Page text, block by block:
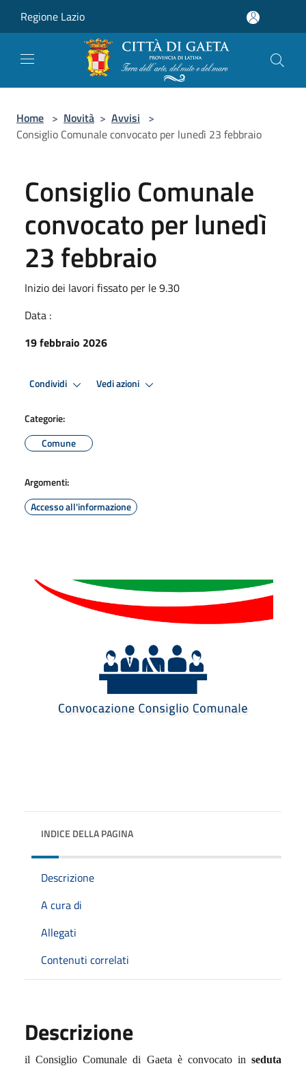
Regione Lazio
Home > Novità > Avvisi >
Consiglio Comunale convocato per lunedì 23 febbraio
Consiglio Comunale
convocato per lunedì
23 febbraio
Inizio dei lavori fissato per le 9.30
Data :
19 febbraio 2026
Condividi Vedi azioni
Categorie:
Comune
Argomenti:
Accesso all'informazione
INDICE DELLA PAGINA
Descrizione
A cura di
Allegati
Contenuti correlati
Descrizione
il Consiglio Comunale di Gaeta è convocato in seduta